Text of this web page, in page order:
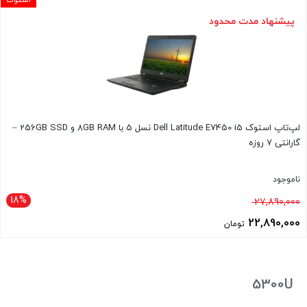
فعلی
پیشنهاد مدت محدود
لپ‌تاپ استوک Dell Latitude E7450 i5 نسل 5 با 8GB RAM و 256GB SSD –
گارانتی 7 روزه
ناموجود
18% 27,890,000قیمت
اصلی22,890,000 تومان
22,890,000 تومان5300U